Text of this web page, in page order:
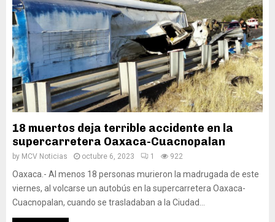
18 muertos deja terrible accidente en la
supercarretera Oaxaca-Cuacnopalan
by MCV Noticias octubre 6, 2023 1 922
Oaxaca.- Al menos 18 personas murieron la madrugada de este
viernes, al volcarse un autobús en la supercarretera Oaxaca-
Cuacnopalan, cuando se trasladaban a la Ciudad...